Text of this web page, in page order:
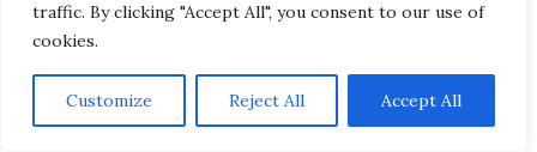
traffic. By clicking "Accept All", you consent to our use of
cookies.
Customize Reject All Accept All
Métricas de alcance: Impresiones, alcance,
crecimiento de seguidores
engagement
: Likes, comentarios,
compartidos, guardados, tasa de